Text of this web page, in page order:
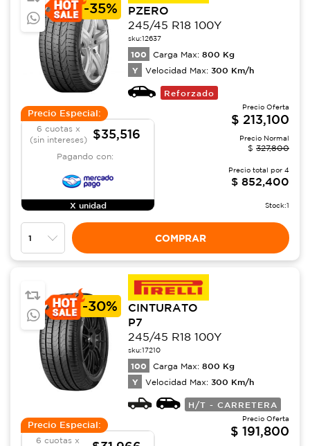
-35%
PZERO
245/45 R18 100Y
sku:12637
100 Carga Max: 800 Kg
Y Velocidad Max: 300 Km/h
Reforzado
Precio Especial:
6 cuotas x
(sin intereses)
$35,516
Pagando con:
X unidad
Precio Oferta
$ 213,100
Precio Normal
$ 327,800
Precio total por 4
$ 852,400
Stock:1
COMPRAR
-30%
CINTURATO
P7
245/45 R18 100Y
sku:17210
100 Carga Max: 800 Kg
Y Velocidad Max: 300 Km/h
H/T - CARRETERA
Precio Especial:
6 cuotas x
Precio Oferta
$ 191,800